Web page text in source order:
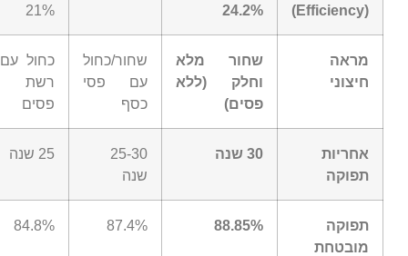
24.2%
21%
מראה
חיצוני
שחור מלא
וחלק (ללא
פסים)
שחור/כחול
עם פסי
כסף
כחול עם
רשת
פסים
אחריות
תפוקה
30 שנה
25-30
שנה
25 שנה
תפוקה
מובטחת
88.85%
87.4%
84.8%